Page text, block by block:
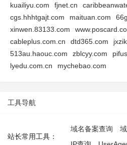
kuailiyu.com fjnet.cn
cgs.hhhtgajt.com
maituan.com
xinwen.83133.com
cableplus.com.cn
dtd365.com
513au.haouc.com
zblcyy.com
lyedu.com.cn
mychebao.com
工具导航
站长常用工具：
域名备案查询